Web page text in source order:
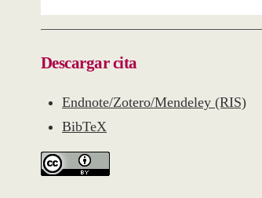
Descargar cita
Endnote/Zotero/Mendeley (RIS)
BibTeX